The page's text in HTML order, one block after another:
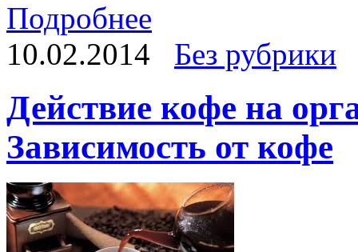
Подробнее
10.02.2014
Без рубрики
Действие кофе на
Зависимость от кофе